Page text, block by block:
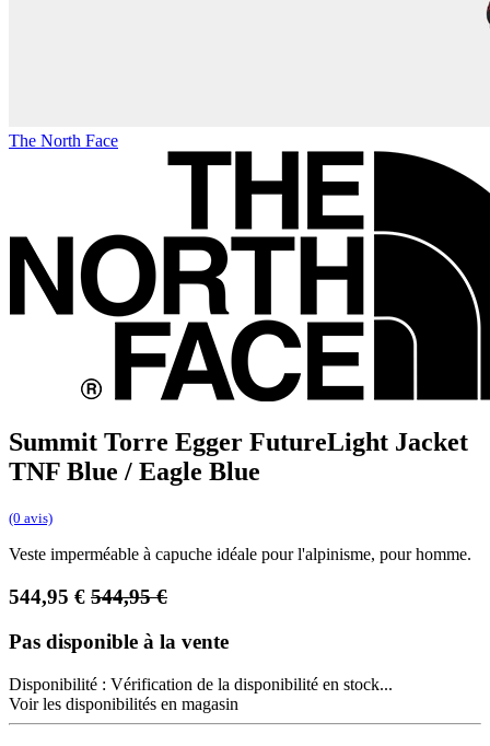
The North Face
Summit Torre Egger FutureLight Jacket
TNF Blue / Eagle Blue
(0 avis)
Veste imperméable à capuche idéale pour l'alpinisme, pour homme.
544,95 € 544,95€
Pas disponible à la vente
Disponibilité : Vérification de la disponibilité en stock...
Voir les disponibilités en magasin